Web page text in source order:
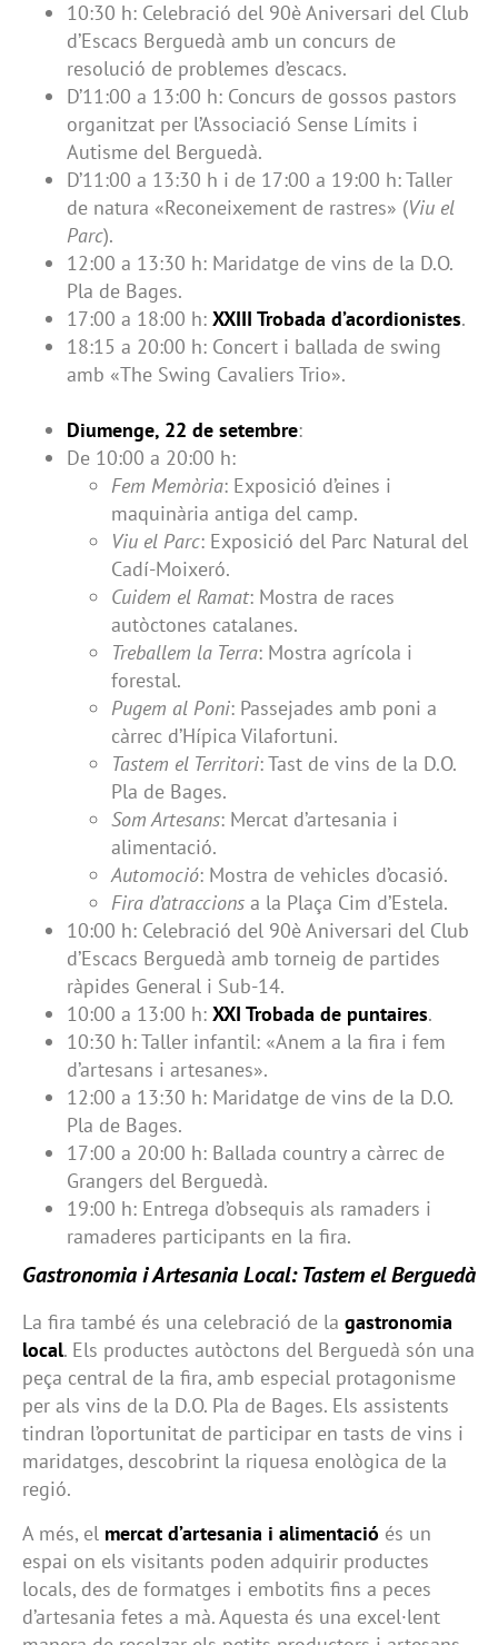
10:30 h: Celebració del 90è Aniversari del Club
d’Escacs Berguedà amb un concurs de
resolució de problemes d’escacs.
D’11:00 a 13:00 h: Concurs de gossos pastors
organitzat per l’Associació Sense Límits i
Autisme del Berguedà.
D’11:00 a 13:30 h i de 17:00 a 19:00 h: Taller
de natura «Reconeixement de rastres» (Viu el
Parc).
12:00 a 13:30 h: Maridatge de vins de la D.O.
Pla de Bages.
17:00 a 18:00 h: XXIII Trobada d’acordionistes.
18:15 a 20:00 h: Concert i ballada de swing
amb «The Swing Cavaliers Trio».
Diumenge, 22 de setembre:
De 10:00 a 20:00 h:
Fem Memòria: Exposició d’eines i
maquinària antiga del camp.
Viu el Parc: Exposició del Parc Natural del
Cadí-Moixeró.
Cuidem el Ramat: Mostra de races
autòctones catalanes.
Treballem la Terra: Mostra agrícola i
forestal.
Pugem al Poni: Passejades amb poni a
càrrec d’Hípica Vilafortuni.
Tastem el Territori: Tast de vins de la D.O.
Pla de Bages.
Som Artesans: Mercat d’artesania i
alimentació.
Automoció: Mostra de vehicles d’ocasió.
Fira d’atraccions a la Plaça Cim d’Estela.
10:00 h: Celebració del 90è Aniversari del Club
d’Escacs Berguedà amb torneig de partides
ràpides General i Sub-14.
10:00 a 13:00 h: XXI Trobada de puntaires.
10:30 h: Taller infantil: «Anem a la fira i fem
d’artesans i artesanes».
12:00 a 13:30 h: Maridatge de vins de la D.O.
Pla de Bages.
17:00 a 20:00 h: Ballada country a càrrec de
Grangers del Berguedà.
19:00 h: Entrega d’obsequis als ramaders i
ramaderes participants en la fira.
Gastronomia i Artesania Local: Tastem el Berguedà
La fira també és una celebració de la gastronomia
local. Els productes autòctons del Berguedà són una
peça central de la fira, amb especial protagonisme
per als vins de la D.O. Pla de Bages. Els assistents
tindran l’oportunitat de participar en tasts de vins i
maridatges, descobrint la riquesa enològica de la
regió.
A més, el mercat d’artesania i alimentació és un
espai on els visitants poden adquirir productes
locals, des de formatges i embotits fins a peces
d’artesania fetes a mà. Aquesta és una excel·lent